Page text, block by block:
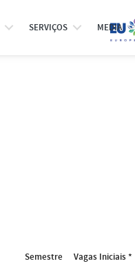
SERVIÇOS MEDIA
Semestre Vagas Iniciais *